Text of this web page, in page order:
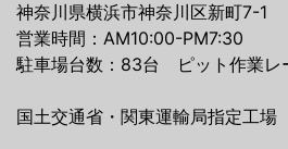
神奈川県横浜市神奈川区新町7-1
営業時間：AM10:00-PM7:30
駐車場台数：83台 ピット作業レ
国土交通省・関東運輸局指定工場